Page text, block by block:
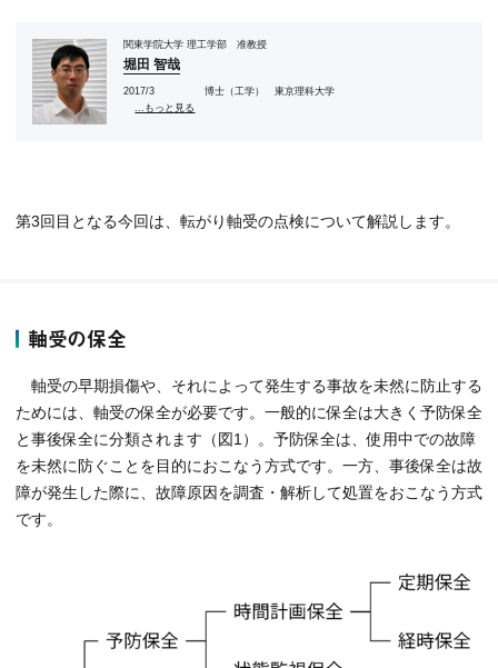
関東学院大学 理工学部 准教授
堀田 智哉
2017/3 博士（工学） 東京理科大学
...もっと見る
第3回目となる今回は、転がり軸受の点検について解説します。
軸受の保全
軸受の早期損傷や、それによって発生する事故を未然に防止する
ためには、軸受の保全が必要です。一般的に保全は大きく予防保全
と事後保全に分類されます（図1）。予防保全は、使用中での故障
を未然に防ぐことを目的におこなう方式です。一方、事後保全は故
障が発生した際に、故障原因を調査・解析して処置をおこなう方式
です。